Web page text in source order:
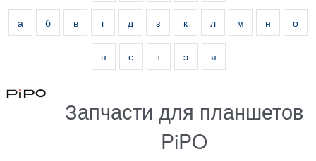
а б в г д з к л м н о
п с т э я
Запчасти для планшетов
PiPO